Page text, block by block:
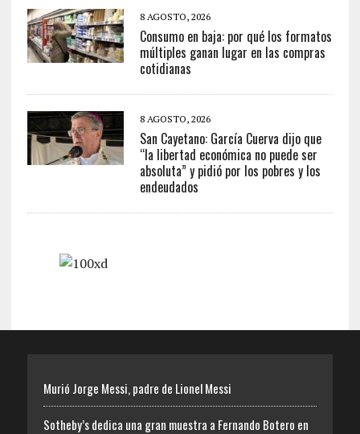
8 AGOSTO, 2026
Consumo en baja: por qué los formatos
múltiples ganan lugar en las compras
cotidianas
8 AGOSTO, 2026
San Cayetano: García Cuerva dijo que
“la libertad económica no puede ser
absoluta” y pidió por los pobres y los
endeudados
Murió Jorge Messi, padre de Lionel Messi
Sotheby’s dedica una gran muestra a Fernando Botero en